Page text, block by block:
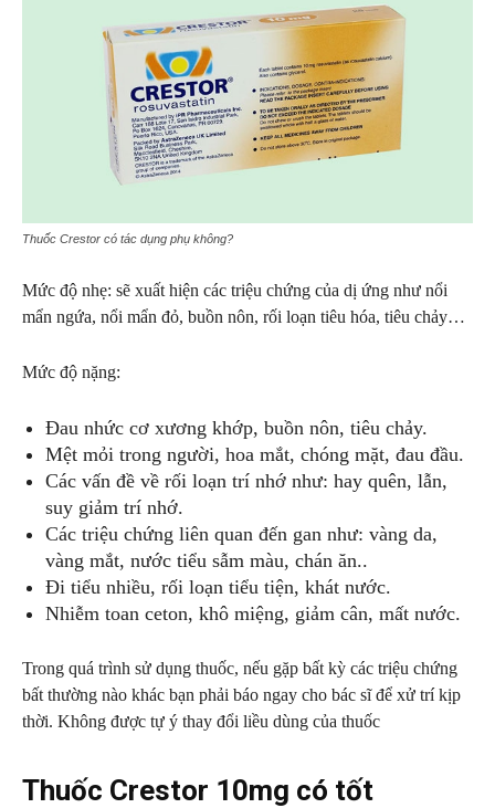
Thuốc Crestor có tác dụng phụ không?
Mức độ nhẹ: sẽ xuất hiện các triệu chứng của dị ứng như nổi
mẩn ngứa, nổi mẩn đỏ, buồn nôn, rối loạn tiêu hóa, tiêu chảy…
Mức độ nặng:
Đau nhức cơ xương khớp, buồn nôn, tiêu chảy.
Mệt mỏi trong người, hoa mắt, chóng mặt, đau đầu.
Các vấn đề về rối loạn trí nhớ như: hay quên, lẫn,
suy giảm trí nhớ.
Các triệu chứng liên quan đến gan như: vàng da,
vàng mắt, nước tiểu sẫm màu, chán ăn..
Đi tiểu nhiều, rối loạn tiểu tiện, khát nước.
Nhiễm toan ceton, khô miệng, giảm cân, mất nước.
Trong quá trình sử dụng thuốc, nếu gặp bất kỳ các triệu chứng
bất thường nào khác bạn phải báo ngay cho bác sĩ để xử trí kịp
thời. Không được tự ý thay đổi liều dùng của thuốc
Thuốc Crestor 10mg có tốt